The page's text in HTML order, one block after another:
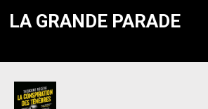
LA GRANDE PARADE